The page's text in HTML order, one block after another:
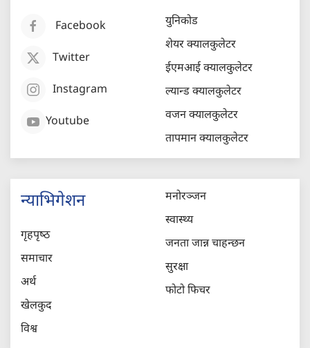
Facebook
Twitter
Instagram
Youtube
युनिकोड
शेयर क्यालकुलेटर
ईएमआई क्यालकुलेटर
ल्यान्ड क्यालकुलेटर
वजन क्यालकुलेटर
तापमान क्यालकुलेटर
न्याभिगेशन
गृहपृष्‍ठ
समाचार
अर्थ
खेलकुद
विश्व
मनोरञ्जन
स्वास्थ्य
जनता जान्न चाहन्छन
सुरक्षा
फोटो फिचर